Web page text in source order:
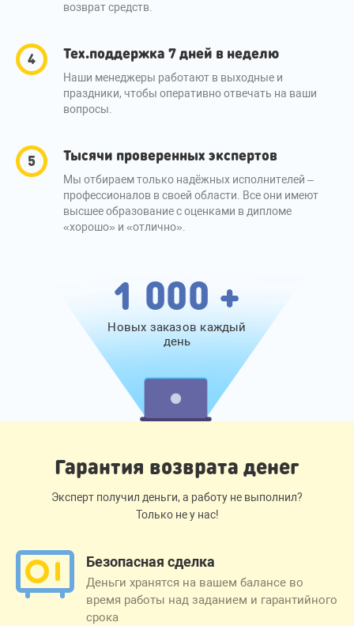
возврат средств.
Тех.поддержка 7 дней в неделю
Наши менеджеры работают в выходные и
праздники, чтобы оперативно отвечать на ваши
вопросы.
Тысячи проверенных экспертов
Мы отбираем только надёжных исполнителей –
профессионалов в своей области. Все они имеют
высшее образование с оценками в дипломе
«хорошо» и «отлично».
1 000 +
Новых заказов каждый
день
Гарантия возврата денег
Эксперт получил деньги, а работу не выполнил?
Только не у нас!
Безопасная сделка
Деньги хранятся на вашем балансе во
время работы над заданием и гарантийного
срока